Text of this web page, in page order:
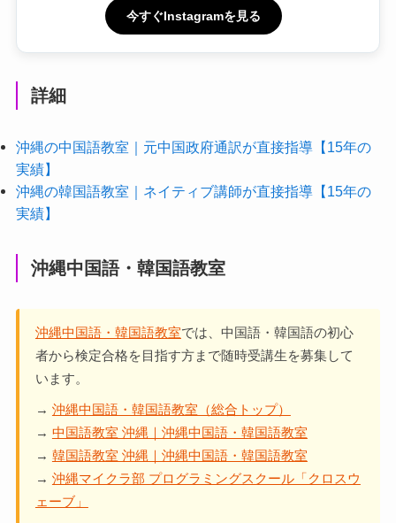
今すぐInstagramを見る
詳細
沖縄の中国語教室｜元中国政府通訳が直接指導【15年の
実績】
沖縄の韓国語教室｜ネイティブ講師が直接指導【15年の
実績】
沖縄中国語・韓国語教室
沖縄中国語・韓国語教室では、中国語・韓国語の初心
者から検定合格を目指す方まで随時受講生を募集して
います。
→ 沖縄中国語・韓国語教室（総合トップ）
→ 中国語教室 沖縄｜沖縄中国語・韓国語教室
→ 韓国語教室 沖縄｜沖縄中国語・韓国語教室
→ 沖縄マイクラ部 プログラミングスクール「クロスウ
ェーブ」